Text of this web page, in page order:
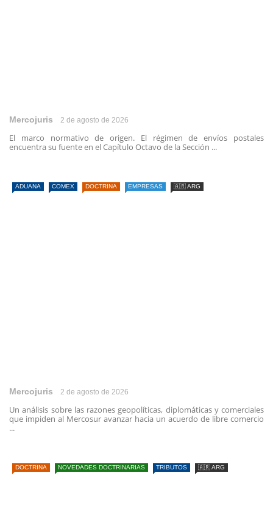
Mercojuris 2 de agosto de 2026
El marco normativo de origen. El régimen de envíos postales
encuentra su fuente en el Capítulo Octavo de la Sección ...
ADUANA COMEX DOCTRINA EMPRESAS 🇦🇷 ARG
Mercojuris 2 de agosto de 2026
Un análisis sobre las razones geopolíticas, diplomáticas y comerciales
que impiden al Mercosur avanzar hacia un acuerdo de libre comercio
...
DOCTRINA NOVEDADES DOCTRINARIAS TRIBUTOS 🇦🇷 ARG